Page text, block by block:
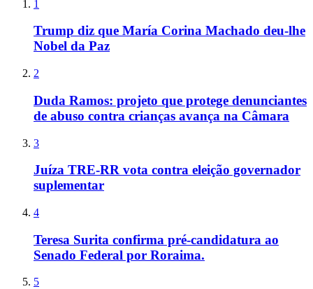
1
Trump diz que María Corina Machado deu-lhe
Nobel da Paz
2
Duda Ramos: projeto que protege denunciantes
de abuso contra crianças avança na Câmara
3
Juíza TRE-RR vota contra eleição governador
suplementar
4
Teresa Surita confirma pré-candidatura ao
Senado Federal por Roraima.
5